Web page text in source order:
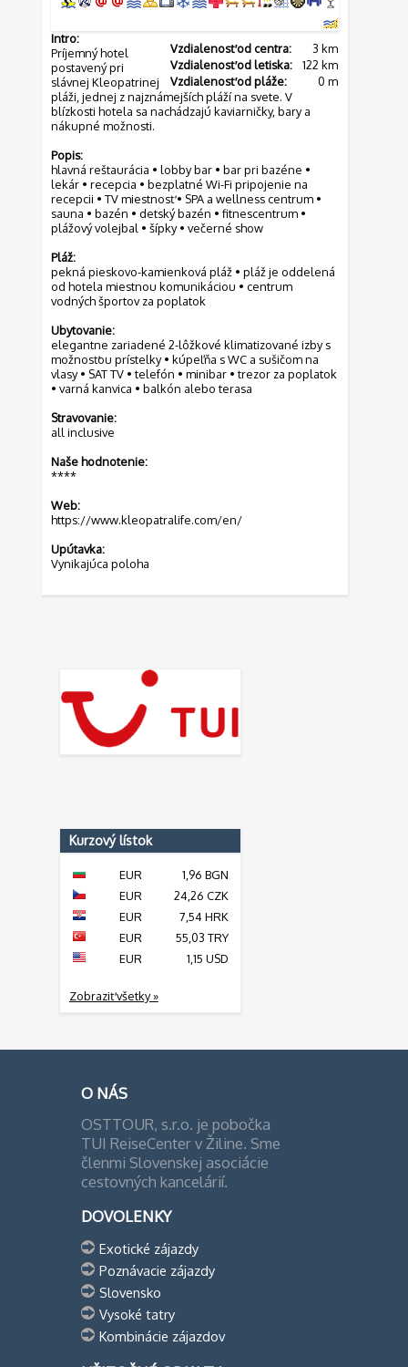
Vzdialenosť od centra:
3 km
Vzdialenosť od letiska:
122 km
Vzdialenosť od pláže:
0 m
Intro:
Príjemný hotel
postavený pri
slávnej Kleopatrinej
pláži, jednej z najznámejších pláží na svete. V
blízkosti hotela sa nachádzajú kaviarničky, bary a
nákupné možnosti.
Popis:
hlavná reštaurácia • lobby bar • bar pri bazéne •
lekár • recepcia • bezplatné Wi-Fi pripojenie na
recepcii • TV miestnosť • SPA a wellness centrum •
sauna • bazén • detský bazén • fitnescentrum •
plážový volejbal • šípky • večerné show
Pláž:
pekná pieskovo-kamienková pláž • pláž je oddelená
od hotela miestnou komunikáciou • centrum
vodných športov za poplatok
Ubytovanie:
elegantne zariadené 2-lôžkové klimatizované izby s
možnosťou prístelky • kúpeľňa s WC a sušičom na
vlasy • SAT TV • telefón • minibar • trezor za poplatok
• varná kanvica • balkón alebo terasa
Stravovanie:
all inclusive
Naše hodnotenie:
****
Web:
https://www.kleopatralife.com/en/
Upútavka:
Vynikajúca poloha
Kurzový lístok
EUR
1,96 BGN
EUR
24,26 CZK
EUR
7,54 HRK
EUR
55,03 TRY
EUR
1,15 USD
Zobraziť všetky »
O NÁS
OSTTOUR, s.r.o. je pobočka
TUI ReiseCenter v Žiline. Sme
členmi Slovenskej asociácie
cestovných kancelárií.
DOVOLENKY
Exotické zájazdy
Poznávacie zájazdy
Slovensko
Vysoké tatry
Kombinácie zájazdov